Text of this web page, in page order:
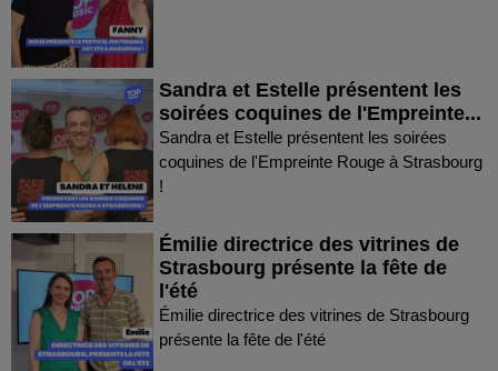
Sandra et Estelle présentent les
soirées coquines de l'Empreinte...
Sandra et Estelle présentent les soirées
coquines de l'Empreinte Rouge à Strasbourg
!
Émilie directrice des vitrines de
Strasbourg présente la fête de
l'été
Émilie directrice des vitrines de Strasbourg
présente la fête de l'été